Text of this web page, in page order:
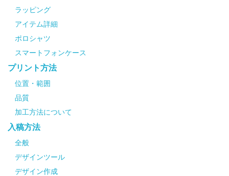
ラッピング
アイテム詳細
ポロシャツ
スマートフォンケース
プリント方法
位置・範囲
品質
加工方法について
入稿方法
全般
デザインツール
デザイン作成